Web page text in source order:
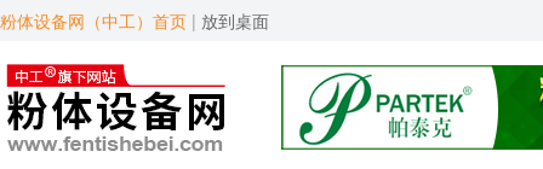
粉体设备网（中工）首页 | 放到桌面